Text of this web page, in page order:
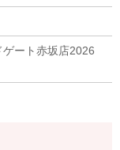
ゲート赤坂店2026